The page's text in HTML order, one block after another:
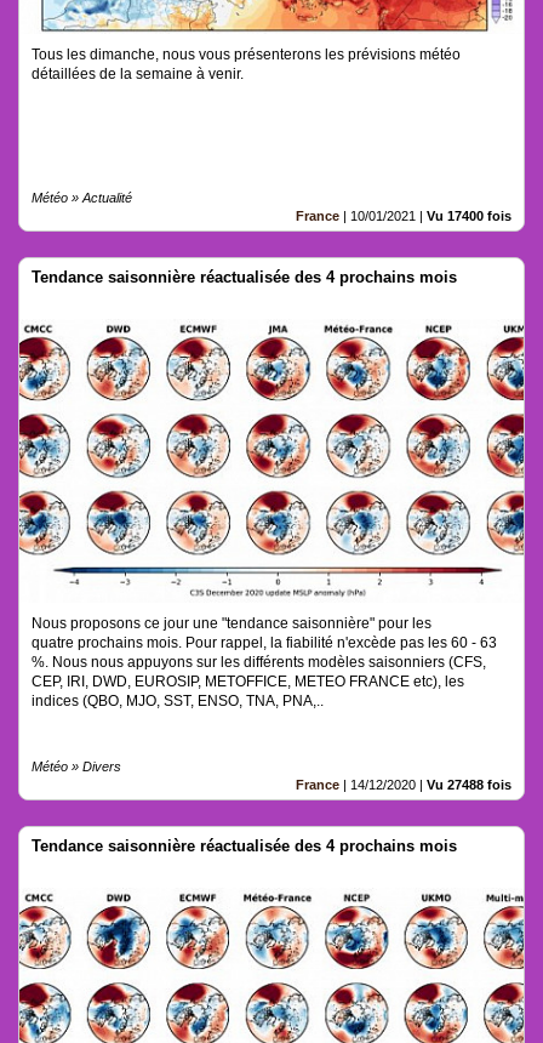
Tous les dimanche, nous vous présenterons les prévisions météo
détaillées de la semaine à venir.
Météo » Actualité
France | 10/01/2021 | Vu 17400 fois
Tendance saisonnière réactualisée des 4 prochains mois
Nous proposons ce jour une "tendance saisonnière" pour les
quatre prochains mois. Pour rappel, la fiabilité n'excède pas les 60 - 63
%. Nous nous appuyons sur les différents modèles saisonniers (CFS,
CEP, IRI, DWD, EUROSIP, METOFFICE, METEO FRANCE etc), les
indices (QBO, MJO, SST, ENSO, TNA, PNA,..
Météo » Divers
France | 14/12/2020 | Vu 27488 fois
Tendance saisonnière réactualisée des 4 prochains mois